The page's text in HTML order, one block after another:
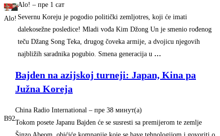
Alo!
Alo! – ‎пре 1 сат‎
Severnu Koreju je pogodio politički zemljotres, koji će imati
dalekosežne posledice! Mladi vođa Kim Džong Un je smenio rođenog
teču Džang Song Teka, drugog čoveka armije, a dvojicu njegovih
najbližih saradnika pogubio. Smena generacija u …
B92
Bajden na azijskoj turneji: Japan, Kina pa
Južna Koreja
China Radio International – ‎пре 38 минут(а)‎
Tokom posete Japanu Bajden će se susresti sa premijerom te zemlje